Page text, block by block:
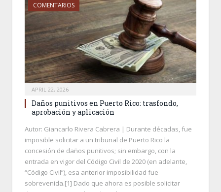
COMENTARIOS
APRIL 22, 2026
Daños punitivos en Puerto Rico: trasfondo,
aprobación y aplicación
Autor: Giancarlo Rivera Cabrera | Durante décadas, fue
imposible solicitar a un tribunal de Puerto Rico la
concesión de daños punitivos; sin embargo, con la
entrada en vigor del Código Civil de 2020 (en adelante,
“Código Civil”), esa anterior imposibilidad fue
sobrevenida.[1] Dado que ahora es posible solicitar